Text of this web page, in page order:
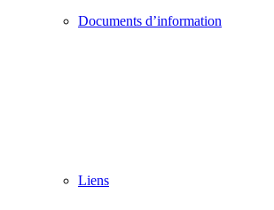
Documents d’information
Liens